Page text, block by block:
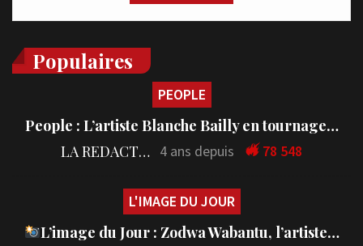
Populaires
PEOPLE
People : L’artiste Blanche Bailly en tournage…
LA REDACTION 4 ans depuis 78 548
L'IMAGE DU JOUR
L’image du Jour : Zodwa Wabantu, l’artiste…